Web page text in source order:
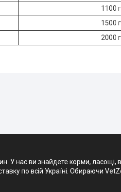
1100 г
1500 г
2000 г
ви знайдете корми, ласощі,
по всій Україні. Обираючи